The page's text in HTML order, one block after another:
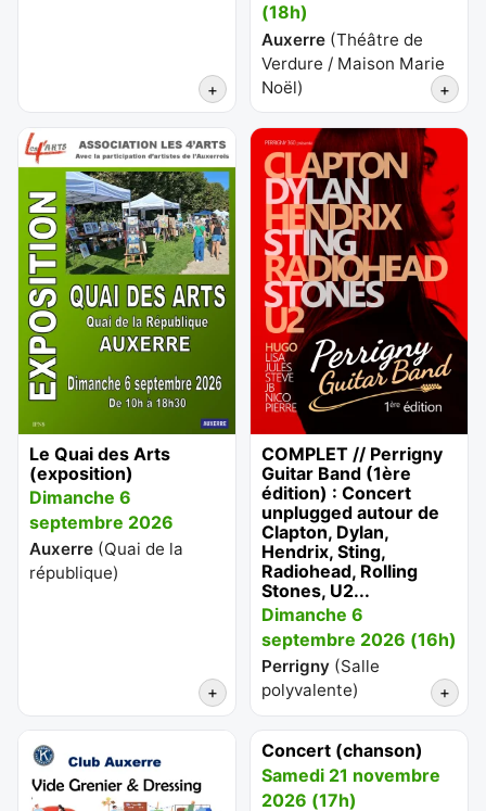
+ +
(18h)
Auxerre(Théâtre de
Verdure / Maison Marie
Noël)
+
Le Quai des Arts
(exposition)
Dimanche 6
septembre 2026
Auxerre(Quai de la
république)
+
COMPLET // Perrigny
Guitar Band (1ère
édition) : Concert
unplugged autour de
Clapton, Dylan,
Hendrix, Sting,
Radiohead, Rolling
Stones, U2...
Dimanche 6
septembre 2026 (16h)
Perrigny(Salle
polyvalente)
Concert (chanson)
Samedi 21 novembre
2026 (17h)